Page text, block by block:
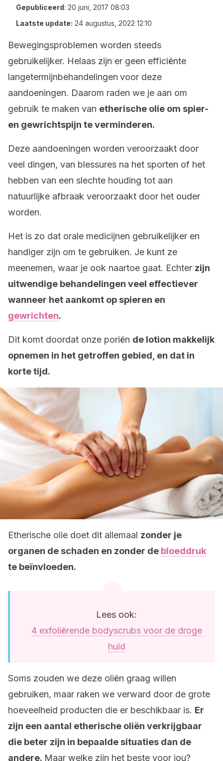
Gepubliceerd: 20 juni, 2017 08:03
Laatste update: 24 augustus, 2022 12:10
Bewegingsproblemen worden steeds
gebruikelijker. Helaas zijn er geen efficiënte
langetermijnbehandelingen voor deze
aandoeningen. Daarom raden we je aan om
gebruik te maken van etherische olie om spier-
en gewrichtspijn te verminderen.
Deze aandoeningen worden veroorzaakt door
veel dingen, van blessures na het sporten of het
hebben van een slechte houding tot aan
natuurlijke afbraak veroorzaakt door het ouder
worden.
Het is zo dat orale medicijnen gebruikelijker en
handiger zijn om te gebruiken. Je kunt ze
meenemen, waar je ook naartoe gaat. Echter zijn
uitwendige behandelingen veel effectiever
wanneer het aankomt op spieren en
gewrichten.
Dit komt doordat onze poriën de lotion makkelijk
opnemen in het getroffen gebied, en dat in
korte tijd.
Etherische olie doet dit allemaal zonder je
organen de schaden en zonder de bloeddruk
te beïnvloeden.
Lees ook:
4 exfoliërende bodyscrubs voor de droge
huid
Soms zouden we deze oliën graag willen
gebruiken, maar raken we verward door de grote
hoeveelheid producten die er beschikbaar is. Er
zijn een aantal etherische oliën verkrijgbaar
die beter zijn in bepaalde situaties dan de
andere. Maar welke zijn het beste voor jou?